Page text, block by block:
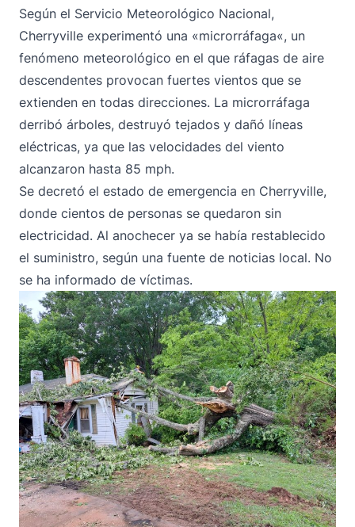
Según el Servicio Meteorológico Nacional,
Cherryville experimentó una «microrráfaga«, un
fenómeno meteorológico en el que ráfagas de aire
descendentes provocan fuertes vientos que se
extienden en todas direcciones. La microrráfaga
derribó árboles, destruyó tejados y dañó líneas
eléctricas, ya que las velocidades del viento
alcanzaron hasta 85 mph.
Se decretó el estado de emergencia en Cherryville,
donde cientos de personas se quedaron sin
electricidad. Al anochecer ya se había restablecido
el suministro, según una fuente de noticias local. No
se ha informado de víctimas.